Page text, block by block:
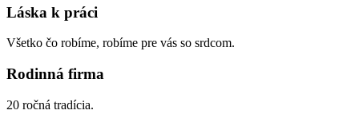
Láska k práci
Všetko čo robíme, robíme pre vás so srdcom.
Rodinná firma
20 ročná tradícia.